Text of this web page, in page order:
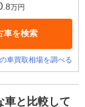
.8万円
車を検索
車買取相場を調べる
車と比較して